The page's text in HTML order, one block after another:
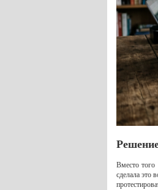
Вместо
сделала это